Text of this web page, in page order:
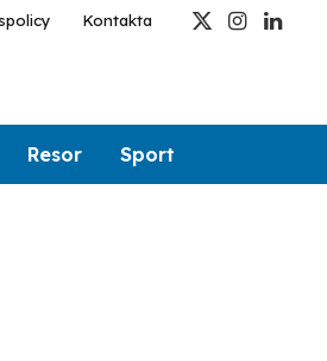
Kontakta
X
Instagram
Resor Sport